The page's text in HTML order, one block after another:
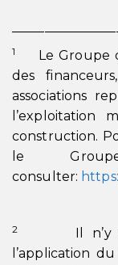
1
Le Groupe
des
associations
l’exploitation
construction.
le
consulter:
2
Il n’y
l’application